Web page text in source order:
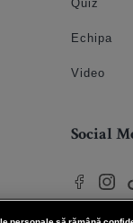
Echipa
Video
Social